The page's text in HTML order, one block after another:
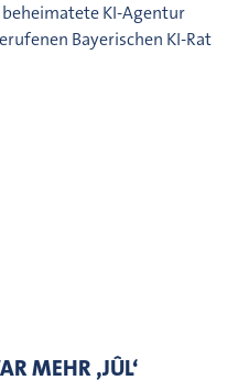
KI-Agentur
Bayerischen KI-Rat
MEHR ‚JÛL‘